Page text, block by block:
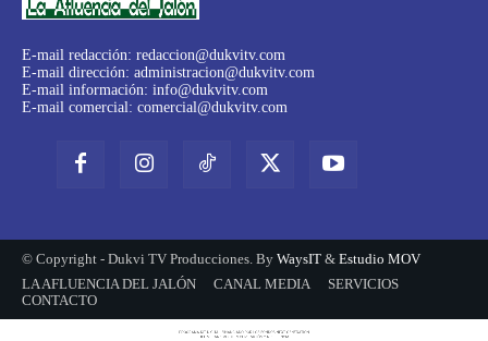
E-mail redacción: redaccion@dukvitv.com
E-mail dirección: administracion@dukvitv.com
E-mail información: info@dukvitv.com
E-mail comercial: comercial@dukvitv.com
© Copyright - Dukvi TV Producciones. By WaysIT & Estudio MOV
LA AFLUENCIA DEL JALÓN
CANAL MEDIA
SERVICIOS
CONTACTO